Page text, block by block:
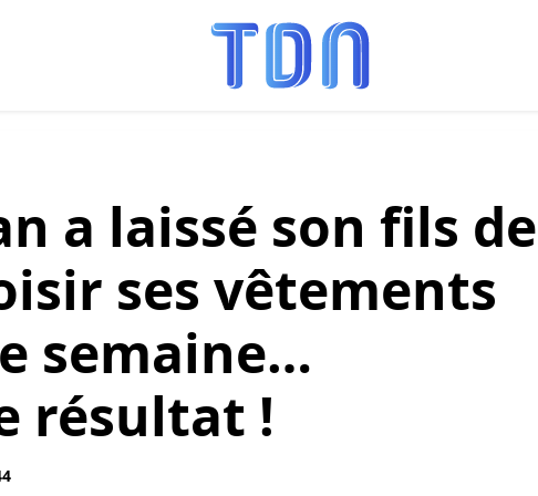
a laissé son fils de
ses vêtements
semaine…
résultat !